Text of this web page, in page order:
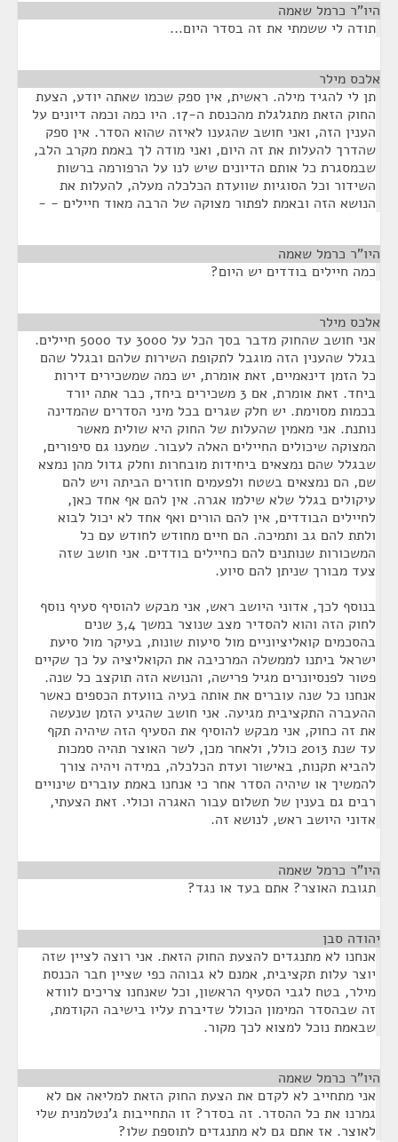
היו"ר כרמל שאמה
תודה לי ששמתי את זה בסדר היום...
אלכס מילר
תן לי להגיד מילה. ראשית, אין ספק שכמו שאתה יודע, הצעת
החוק הזאת מתגלגלת מהכנסת ה-17. היו כמה וכמה דיונים על
הענין הזה, ואני חושב שהגענו לאיזה שהוא הסדר. אין ספק
שהדרך להעלות את זה היום, ואני מודה לך באמת מקרב הלב,
שבמסגרת כל אותם הדיונים שיש לנו על הרפורמה ברשות
השידור וכל הסוגיות שוועדת הכלכלה מעלה, להעלות את
הנושא הזה ובאמת לפתור מצוקה של הרבה מאוד חיילים - -
היו"ר כרמל שאמה
כמה חיילים בודדים יש היום?
אלכס מילר
אני חושב שהחוק מדבר בסך הכל על 3000 עד 5000 חיילים.
בגלל שהענין הזה מוגבל לתקופת השירות שלהם ובגלל שהם
כל הזמן דינאמיים, זאת אומרת, יש כמה שמשכירים דירות
ביחד. זאת אומרת, אם 3 משכירים ביחד, כבר אתה יורד
בכמות מסוימת. יש חלק שגרים בכל מיני הסדרים שהמדינה
נותנת. אני מאמין שהעלות של החוק היא שולית מאשר
המצוקה שיכולים החיילים האלה לעבור. שמענו גם סיפורים,
שבגלל שהם נמצאים ביחידות מובחרות וחלק גדול מהן נמצא
שם, הם נמצאים בשטח ולפעמים חוזרים הביתה ויש להם
עיקולים בגלל שלא שילמו אגרה. אין להם אף אחד כאן,
לחיילים הבודדים, אין להם הורים ואף אחד לא יכול לבוא
ולתת להם גב ותמיכה. הם חיים מחודש לחודש עם כל
המשכורות שנותנים להם כחיילים בודדים. אני חושב שזה
צעד מבורך שניתן להם סיוע.
בנוסף לכך, אדוני היושב ראש, אני מבקש להוסיף סעיף נוסף
לחוק הזה והוא להסדיר מצב שנוצר במשך 3,4 שנים
בהסכמים קואליציוניים מול סיעות שונות, בעיקר מול סיעת
ישראל ביתנו לממשלה המרכיבה את הקואליציה על כך שקיים
פטור לפנסיונרים מגיל פרישה, והנושא הזה תוקצב כל שנה.
אנחנו כל שנה עוברים את אותה בעיה בוועדת הכספים כאשר
ההעברה התקציבית מגיעה. אני חושב שהגיע הזמן שנעשה
את זה כחוק, אני מבקש להוסיף את הסעיף הזה שיהיה תקף
עד שנת 2013 כולל, ולאחר מכן, לשר האוצר תהיה סמכות
להביא תקנות, באישור ועדת הכלכלה, במידה ויהיה צורך
להמשיך או שיהיה הסדר אחר כי אנחנו באמת עוברים שינויים
רבים גם בענין של תשלום עבור האגרה וכולי. זאת הצעתי,
אדוני היושב ראש, לנושא זה.
היו"ר כרמל שאמה
תגובת האוצר? אתם בעד או נגד?
יהודה סבן
אנחנו לא מתנגדים להצעת החוק הזאת. אני רוצה לציין שזה
יוצר עלות תקציבית, אמנם לא גבוהה כפי שציין חבר הכנסת
מילר, בטח לגבי הסעיף הראשון, וכל שאנחנו צריכים לוודא
זה שבהסדר המימון הכולל שדיברת עליו בישיבה הקודמת,
שבאמת נוכל למצוא לכך מקור.
היו"ר כרמל שאמה
אני מתחייב לא לקדם את הצעת החוק הזאת למליאה אם לא
גמרנו את כל ההסדר. זה בסדר? זו התחייבות ג'נטלמנית שלי
לאוצר. אז אתם גם לא מתנגדים לתוספת שלו?